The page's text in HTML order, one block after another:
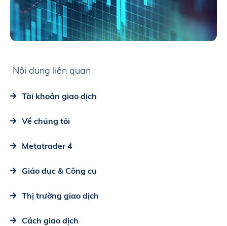
Nội dung liên quan
Tài khoản giao dịch
Về chúng tôi
Metatrader 4
Giáo dục & Công cụ
Thị trường giao dịch
Cách giao dịch